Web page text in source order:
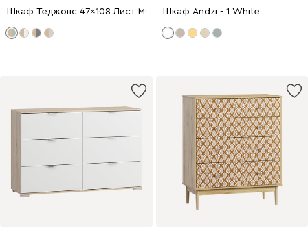
Шкаф Теджонс 47x108 Лист МятныйШкаф Andzi - 1 White